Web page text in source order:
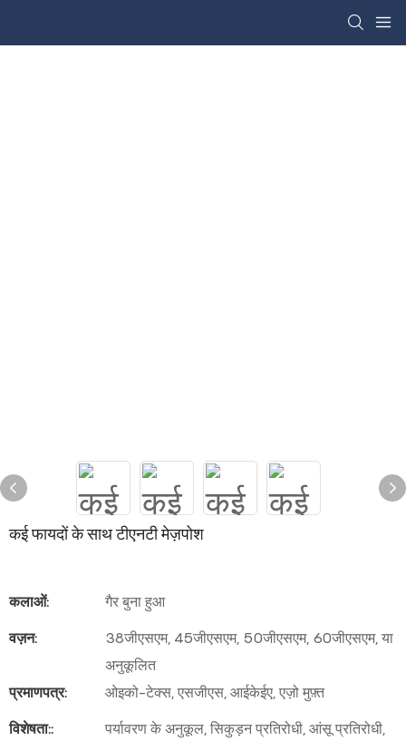
कई फायदों के साथ टीएनटी मेज़पोश
कलाओं:
गैर बुना हुआ
वज़न:
38जीएसएम, 45जीएसएम, 50जीएसएम, 60जीएसएम, या
अनुकूलित
प्रमाणपत्र:
ओइको-टेक्स, एसजीएस, आईकेईए, एज़ो मुफ़्त
विशेषता::
पर्यावरण के अनुकूल, सिकुड़न प्रतिरोधी, आंसू प्रतिरोधी,